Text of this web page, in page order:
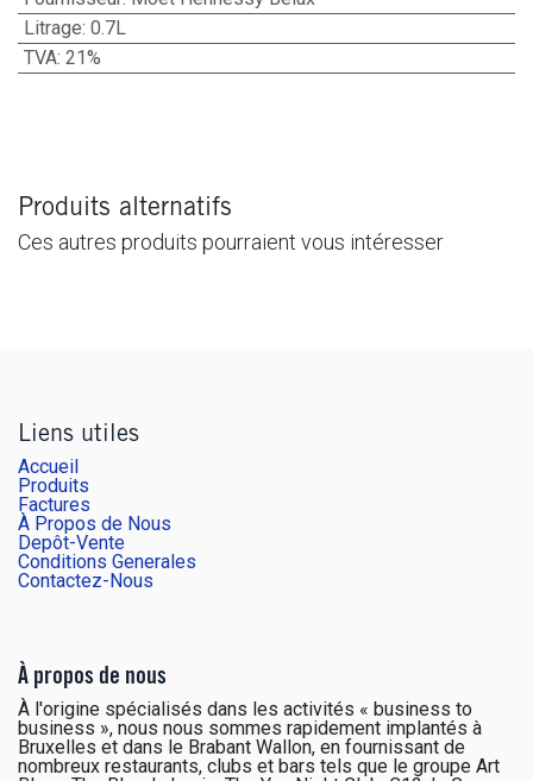
Litrage: 0.7L
TVA: 21%
Produits alternatifs
Ces autres produits pourraient vous intéresser
Liens utiles
Accueil
Produits
Factures
À Propos de Nous
Depôt-Vente
Conditions Generales
Contactez-Nous
À propos de nous
À l'origine spécialisés dans les activités « business to
business », nous nous sommes rapidement implantés à
Bruxelles et dans le Brabant Wallon, en fournissant de
nombreux restaurants, clubs et bars tels que le groupe Art